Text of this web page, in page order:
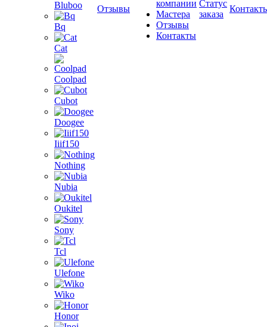
Bluboo
Bq
Cat
Coolpad
Cubot
Doogee
Iiif150
Nothing
Nubia
Oukitel
Sony
Tcl
Ulefone
Wiko
Honor
Отзывы
компании
Мастера
Отзывы
Контакты
Статус
заказа